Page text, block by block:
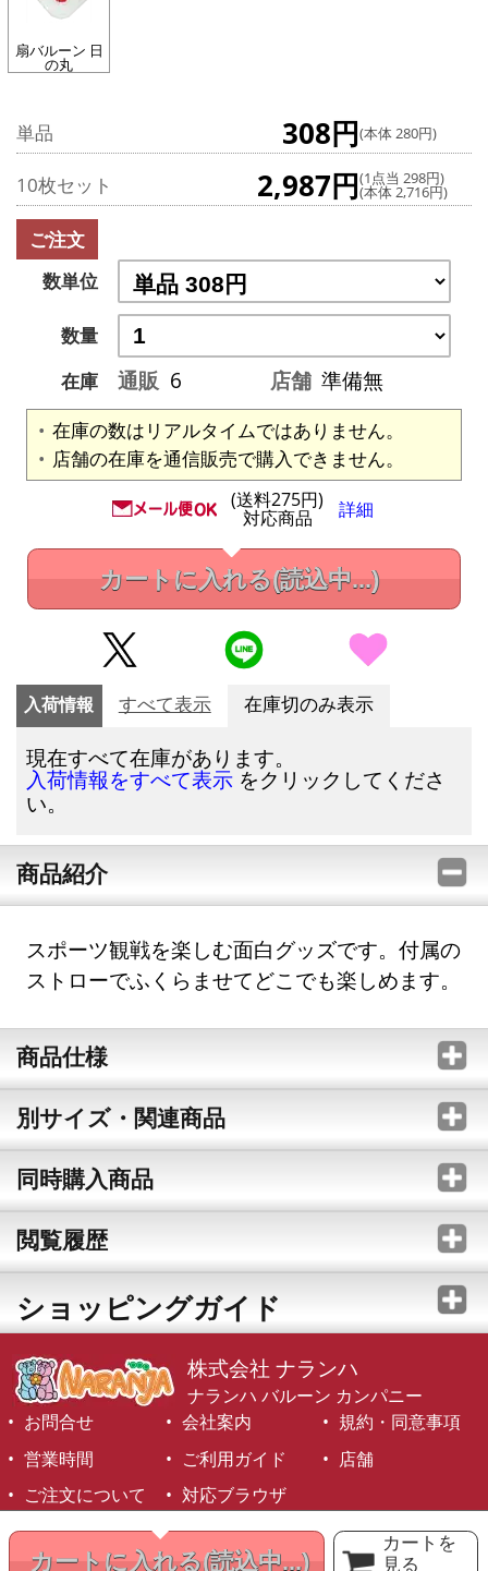
扇バルーン 日
の丸
単品 308円(本体 280円)
10枚セット 2,987円(1点当 298円)
(本体 2,716円)
ご注文
数単位
数量
在庫
通販 6 店舗 準備無
在庫の数はリアルタイムではありません。
店舗の在庫を通信販売で購入できません。
(送料275円)
対応商品 詳細
カートに入れる(読込中...)
カートに入れる(読込中...)
カートを
見る
入荷情報 すべて表示 在庫切のみ表示
現在すべて在庫があります。
入荷情報をすべて表示 をクリックしてくださ
い。
商品紹介
スポーツ観戦を楽しむ面白グッズです。付属の
ストローでふくらませてどこでも楽しめます。
商品仕様
別サイズ・関連商品
同時購入商品
閲覧履歴
ショッピングガイド
株式会社 ナランハ
ナランハ バルーン カンパニー
お問合せ
会社案内
規約・同意事項
営業時間
ご利用ガイド
店舗
ご注文について
対応ブラウザ
©1999-2026 NARANJA Inc. All Rights Reserved.